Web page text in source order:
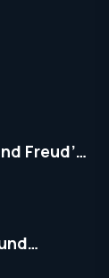
Freud’un